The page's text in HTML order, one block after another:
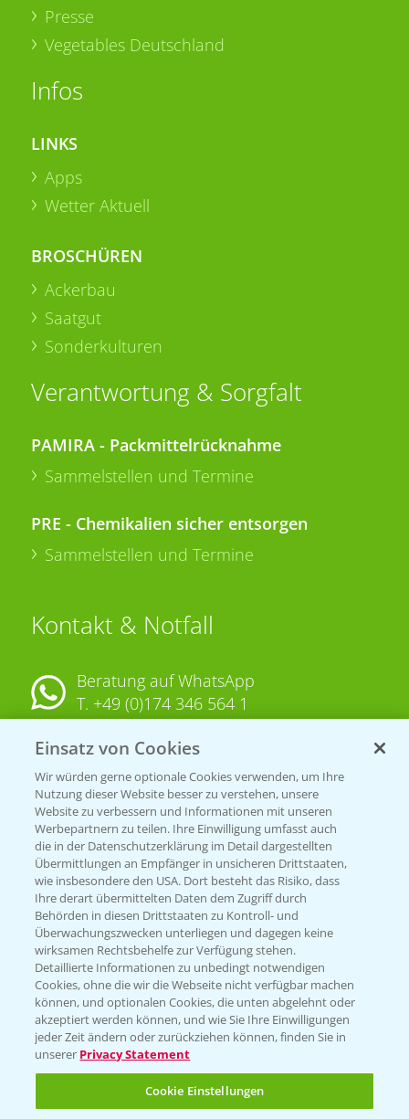
Presse
Vegetables Deutschland
Infos
LINKS
Apps
Wetter Aktuell
BROSCHÜREN
Ackerbau
Saatgut
Sonderkulturen
Verantwortung & Sorgfalt
PAMIRA - Packmittelrücknahme
Sammelstellen und Termine
PRE - Chemikalien sicher entsorgen
Sammelstellen und Termine
Kontakt & Notfall
Beratung auf WhatsApp
T. +49 (0)174 346 564 1
KONTAKT
Hilfe in Notfällen
T.+49 (0)214/30-20220
Folgen Sie uns
Einsatz von Cookies
Wir würden gerne optionale Cookies verwenden, um Ihre
Nutzung dieser Website besser zu verstehen, unsere
Website zu verbessern und Informationen mit unseren
Werbepartnern zu teilen. Ihre Einwilligung umfasst auch
die in der Datenschutzerklärung im Detail dargestellten
Übermittlungen an Empfänger in unsicheren Drittstaaten,
wie insbesondere den USA. Dort besteht das Risiko, dass
Ihre derart übermittelten Daten dem Zugriff durch
Behörden in diesen Drittstaaten zu Kontroll- und
Überwachungszwecken unterliegen und dagegen keine
wirksamen Rechtsbehelfe zur Verfügung stehen.
Detaillierte Informationen zu unbedingt notwendigen
Cookies, ohne die wir die Webseite nicht verfügbar machen
können, und optionalen Cookies, die unten abgelehnt oder
akzeptiert werden können, und wie Sie Ihre Einwilligungen
jeder Zeit ändern oder zurückziehen können, finden Sie in
unserer Privacy Statement
Cookie Einstellungen